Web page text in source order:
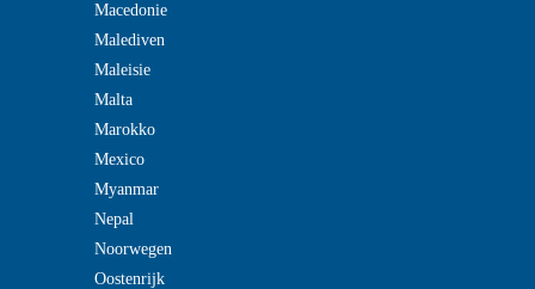
Macedonie
Malediven
Maleisie
Malta
Marokko
Mexico
Myanmar
Nepal
Noorwegen
Oostenrijk